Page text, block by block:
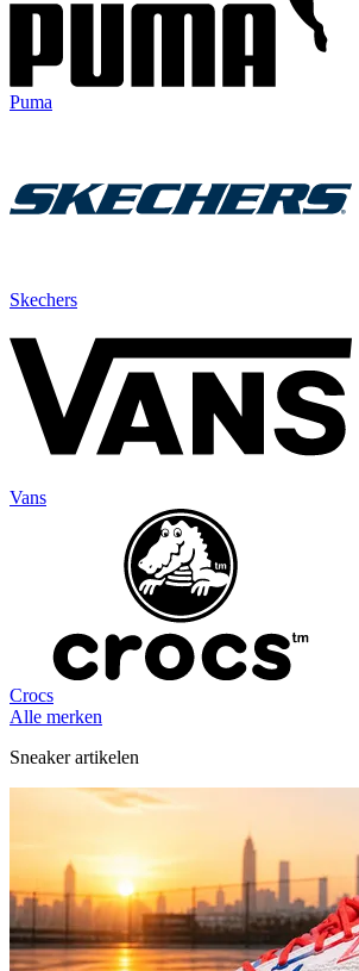
Puma
Skechers
Vans
Crocs
Alle merken
Sneaker artikelen